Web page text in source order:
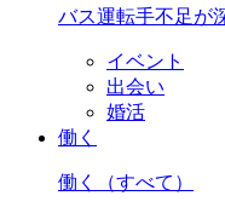
バス運転手不足が
イベント
出会い
婚活
働く
働く （すべて）